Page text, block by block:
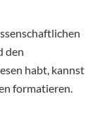
den
habt, kannst
formatieren.